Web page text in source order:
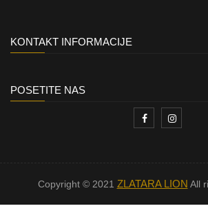
KONTAKT INFORMACIJE
POSETITE NAS
Copyright © 2021 ZLATARA LION All